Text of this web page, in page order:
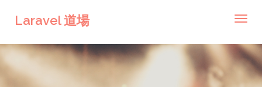
Laravel 道場